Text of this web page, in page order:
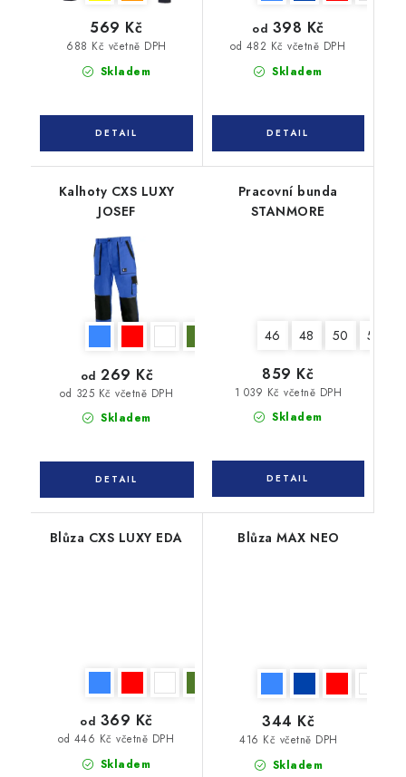
Skladem
688 Kč včetně DPH
569 Kč
Skladem
od 482 Kč včetně DPH
od 398 Kč
Kalhoty CXS LUXY
JOSEF
Skladem
od 325 Kč včetně DPH
od 269 Kč
Pracovní bunda
STANMORE
46 48 50 52
Skladem
1 039 Kč včetně DPH
859 Kč
Blůza CXS LUXY EDA
Skladem
od 446 Kč včetně DPH
od 369 Kč
Blůza MAX NEO
Skladem
416 Kč včetně DPH
344 Kč